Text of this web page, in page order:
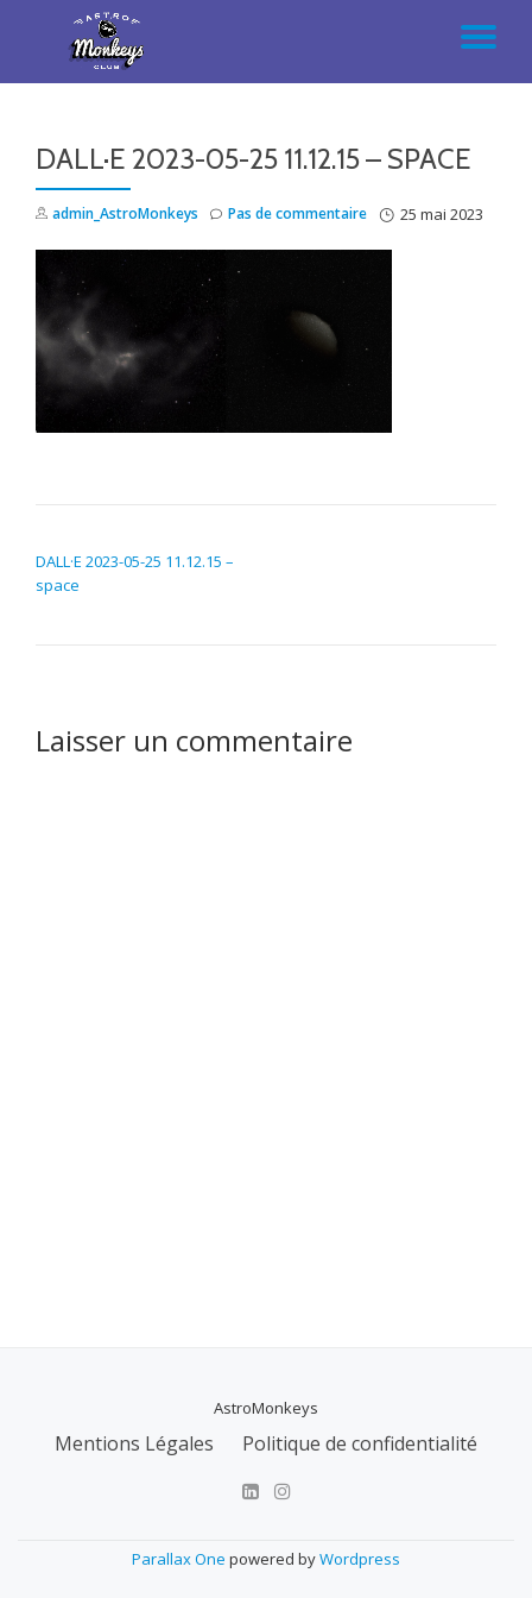
au
DALL·E 2023-05-25 11.12.15 – SPACE
admin_AstroMonkeys 25 mai 2023
Pas de commentaire
DALL·E 2023-05-25 11.12.15 –
space
Laisser un commentaire
AstroMonkeys
MENUMentions Légales Politique de confidentialité
Parallax One powered byWordpress